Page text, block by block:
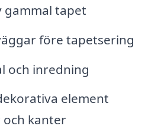
gammal tapet
före tapetsering
och inredning
element
och kanter